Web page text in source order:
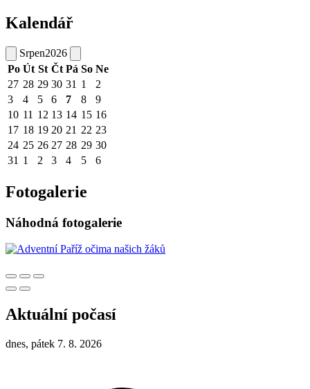
Kalendář
Srpen2026
Po Út St Čt Pá So Ne
27 28 29 30 31 1
2
3
4 5 6 7 8
9
10 11 12 13 14 15 16
17 18 19 20 21 22 23
24 25 26 27 28 29 30
31 1 2 3 4 5 6
Fotogalerie
Náhodná fotogalerie
Aktuální počasí
dnes, pátek 7. 8. 2026